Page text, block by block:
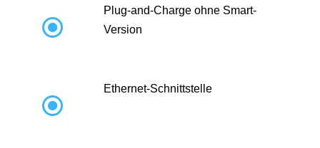

Plug-and-Charge ohne Smart-
Version

Ethernet-Schnittstelle